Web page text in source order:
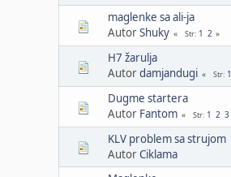
maglenke sa ali-ja
AutorShuky Str 1 2
H7 žarulja
Autordamjandugi Str 1
Dugme startera
Autor Fantom Str 1 2 3
KLV problem sa strujom
AutorCiklama